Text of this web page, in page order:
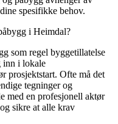
spesifikke behov.
i Heimdal?
som regel byggetillatelse
inn i lokale
prosjektstart. Ofte må det
tegninger og
med en profesjonell aktør
sikre at alle krav